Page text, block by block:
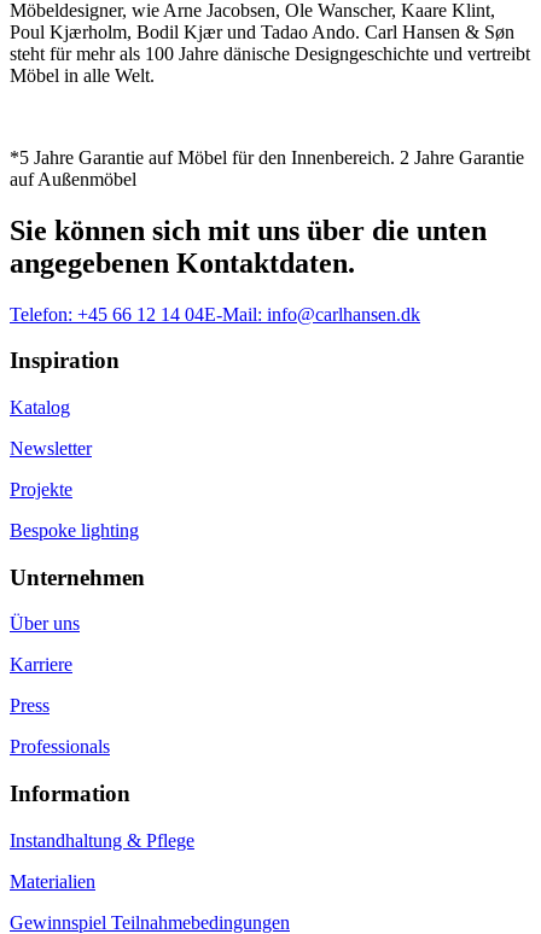
Möbeldesigner, wie Arne Jacobsen, Ole Wanscher, Kaare Klint,
Poul Kjærholm, Bodil Kjær und Tadao Ando. Carl Hansen & Søn
steht für mehr als 100 Jahre dänische Designgeschichte und vertreibt
Möbel in alle Welt.
*5 Jahre Garantie auf Möbel für den Innenbereich. 2 Jahre Garantie
auf Außenmöbel
Sie können sich mit uns über die unten
angegebenen Kontaktdaten.
Telefon: +45 66 12 14 04E-Mail: info@carlhansen.dk
Inspiration
Katalog
Newsletter
Projekte
Bespoke lighting
Unternehmen
Über uns
Karriere
Press
Professionals
Information
Instandhaltung & Pflege
Materialien
Gewinnspiel Teilnahmebedingungen